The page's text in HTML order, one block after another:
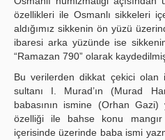
özellikleri ile Osmanlı sikkeleri
aldığımız sikkenin ön yüzü
ibaresi arka yüzünde ise
“Ramazan 790” olarak
Bu verilerden dikkat çekici
sultanı I. Murad’ın (Murad
babasının ismine (Orhan Gazi)
özelliği ile bahse konu mangır
içerisinde üzerinde baba ismi